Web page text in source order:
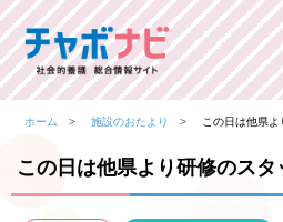
ホーム 施設のおたより この日は他県
この日は他県より研修のス